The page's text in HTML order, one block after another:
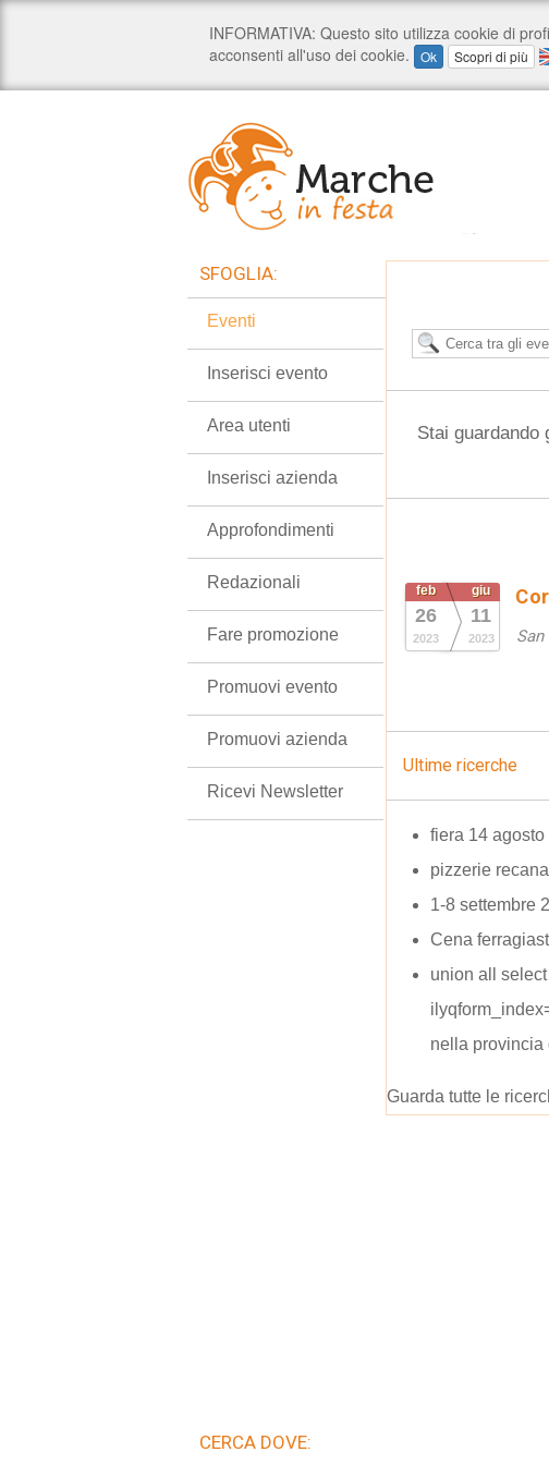
Stai guardando
feb
26
2023
giu
11
2023
Ultime ricerche
fiera 14
pizzerie
1-8 settembre
Cena
union all
nella provincia
Guarda tutte le
SFOGLIA:
Eventi
Inserisci evento
Area utenti
Inserisci azienda
Approfondimenti
Redazionali
Fare promozione
Promuovi evento
Promuovi azienda
Ricevi Newsletter
CERCA DOVE: